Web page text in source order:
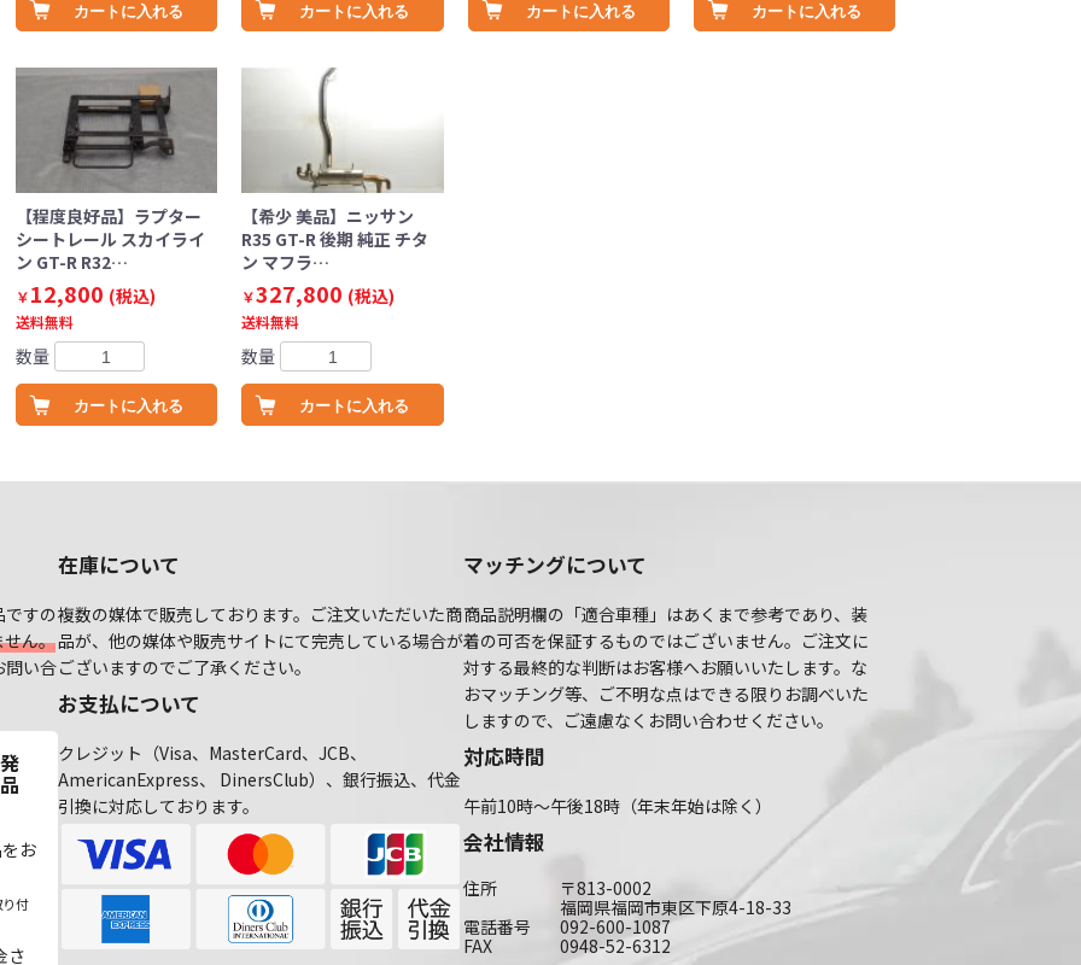
カートに入れる カートに入れる カートに入れる カートに入れる
【程度良好品】ラプター
シートレール スカイライ
ン GT-R R32…
￥12,800 (税込)
送料無料
数量
カートに入れる
【希少 美品】ニッサン
R35 GT-R 後期 純正 チタ
ン マフラ…
￥327,800 (税込)
送料無料
数量
カートに入れる
すの
せん。
問い合
お
り付
さ
在庫について
複数の媒体で販売しております。ご注文いただいた商
品が、他の媒体や販売サイトにて完売している場合が
ございますのでご了承ください。
お支払について
クレジット（Visa、MasterCard、JCB、
AmericanExpress、 DinersClub）、銀行振込、代金
引換に対応しております。
マッチングについて
商品説明欄の「適合車種」はあくまで参考であり、装
着の可否を保証するものではございません。ご注文に
対する最終的な判断はお客様へお願いいたします。な
おマッチング等、ご不明な点はできる限りお調べいた
しますので、ご遠慮なくお問い合わせください。
対応時間
午前10時～午後18時（年末年始は除く）
会社情報
住所
〒813-0002
福岡県福岡市東区下原4-18-33
電話番号
092-600-1087
FAX
0948-52-6312